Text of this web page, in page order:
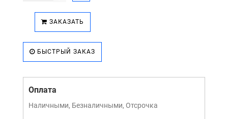
ЗАКАЗАТЬ
БЫСТРЫЙ ЗАКАЗ
Оплата
Наличными, Безналичными, Отсрочка